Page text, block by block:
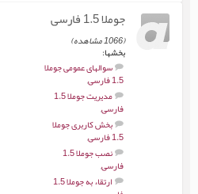
جوملا 1.5 فارسی
(1066 مشاهده)
بخشها:
سوالهای عمومی جوملا
1.5 فارسی
,
مدیریت جوملا 1.5
فارسی,
بخش کاربری جوملا
1.5 فارسی
,
نصب جوملا 1.5
فارسی,
ارتقاء به جوملا 1.5